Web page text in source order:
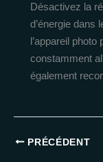
Désactivez la
d’énergie dans
l’appareil
constamment
également
PRÉCÉDENT